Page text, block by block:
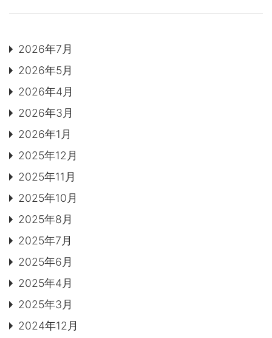
採用情報
塗料について
基礎知識
MOVIE
よくある質問
Q&A集
用語集
お問い合わせ
SDGsについて
SDGsへの取り組み
活動内容
SDSお問い合わせ
個人情報について
2026年7月
2026年5月
2026年4月
2026年3月
2026年1月
2025年12月
2025年11月
2025年10月
2025年8月
2025年7月
2025年6月
2025年4月
2025年3月
2024年12月